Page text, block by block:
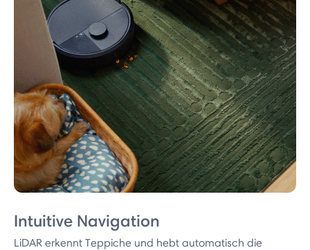
Intuitive Navigation
LiDAR erkennt Teppiche und hebt automatisch die